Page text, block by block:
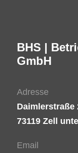
BHS |
GmbH
Adresse
Daimlerstraße
73119 Zell
Email